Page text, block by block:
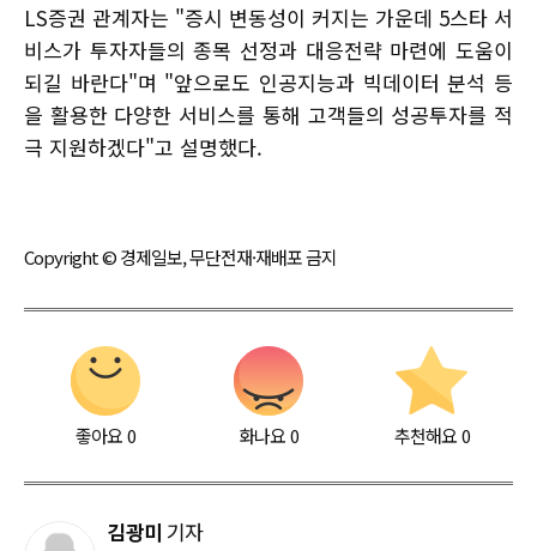
LS증권 관계자는 "증시 변동성이 커지는 가운데 5스타 서
비스가 투자자들의 종목 선정과 대응전략 마련에 도움이
되길 바란다"며 "앞으로도 인공지능과 빅데이터 분석 등
을 활용한 다양한 서비스를 통해 고객들의 성공투자를 적
극 지원하겠다"고 설명했다.
Copyright © 경제일보, 무단전재·재배포 금지
좋아요0 화나요0 추천해요 0
김광미 기자